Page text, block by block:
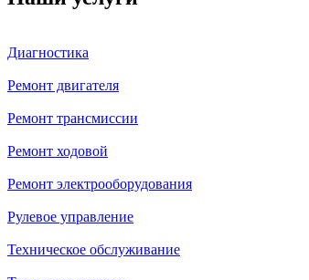
Диагностика
Ремонт двигателя
Ремонт трансмиссии
Ремонт ходовой
Ремонт электрооборудования
Рулевое управление
Техническое обслуживание